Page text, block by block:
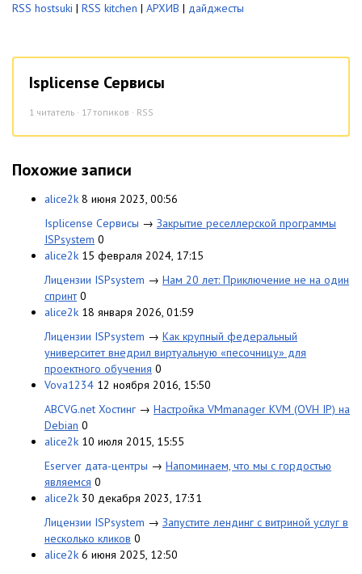
RSS hostsuki | RSS kitchen | АРХИВ | дайджесты
Isplicense Сервисы
1 читатель · 17 топиков · RSS
Похожие записи
alice2k 8 июня 2023, 00:56
Isplicense Сервисы → Закрытие реселлерской программы
ISPsystem 0
alice2k 15 февраля 2024, 17:15
Лицензии ISPsystem → Нам 20 лет: Приключение не на один
спринт 0
alice2k 18 января 2026, 01:59
Лицензии ISPsystem → Как крупный федеральный
университет внедрил виртуальную «песочницу» для
проектного обучения 0
Vova1234 12 ноября 2016, 15:50
ABCVG.net Хостинг → Настройка VMmanager KVM (OVH IP) на
Debian 0
alice2k 10 июля 2015, 15:55
Eserver дата-центры → Напоминаем, что мы с гордостью
являемся 0
alice2k 30 декабря 2023, 17:31
Лицензии ISPsystem → Запустите лендинг с витриной услуг в
несколько кликов 0
alice2k 6 июня 2025, 12:50